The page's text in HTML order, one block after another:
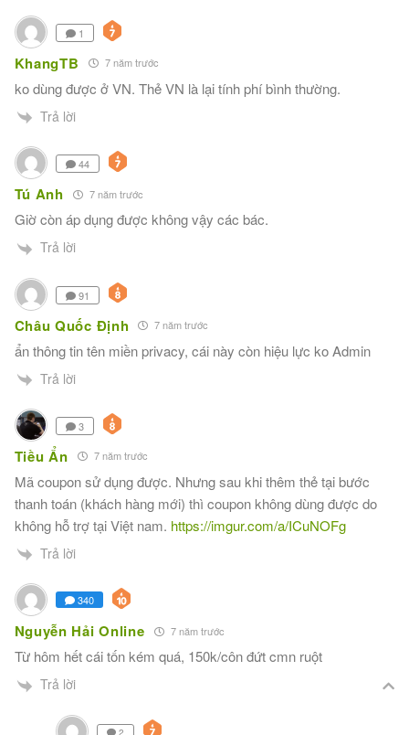
1
KhangTB 7 năm trước
ko dùng được ở VN. Thẻ VN là lại tính phí bình thường.
Trả lời
44
Tú Anh 7 năm trước
Giờ còn áp dụng được không vậy các bác.
Trả lời
91
Châu Quốc Định 7 năm trước
ẩn thông tin tên miền privacy, cái này còn hiệu lực ko Admin
Trả lời
3
Tiều Ẩn 7 năm trước
Mã coupon sử dụng được. Nhưng sau khi thêm thẻ tại bước
thanh toán (khách hàng mới) thì coupon không dùng được do
không hỗ trợ tại Việt nam. https://imgur.com/a/ICuNOFg
Trả lời
340
Nguyễn Hải Online 7 năm trước
Từ hôm hết cái tốn kém quá, 150k/côn đứt cmn ruột
Trả lời
2